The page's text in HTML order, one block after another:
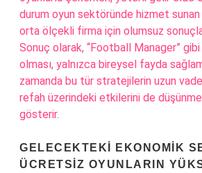
durum oyun sektöründe hizmet
orta ölçekli firma için olumsuz
Sonuç olarak, “Football Manager”
olması, yalnızca bireysel fayda
zamanda bu tür stratejilerin uzun
refah üzerindeki etkilerini de
gösterir.
GELECEKTEKI EKONOMIK
ÜCRETSIZ OYUNLARIN